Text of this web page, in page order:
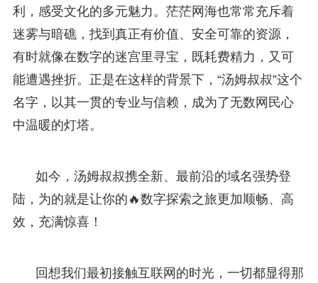
利，感受文化的多元魅力。茫茫网海也常常充斥着
迷雾与暗礁，找到真正有价值、安全可靠的资源，
有时就像在数字的迷宫里寻宝，既耗费精力，又可
能遭遇挫折。正是在这样的背景下，“汤姆叔叔”这个
名字，以其一贯的专业与信赖，成为了无数网民心
中温暖的灯塔。
如今，汤姆叔叔携全新、最前沿的域名强势登
陆，为的就是让你的🔥数字探索之旅更加顺畅、高
效，充满惊喜！
回想我们最初接触互联网的时光，一切都显得那